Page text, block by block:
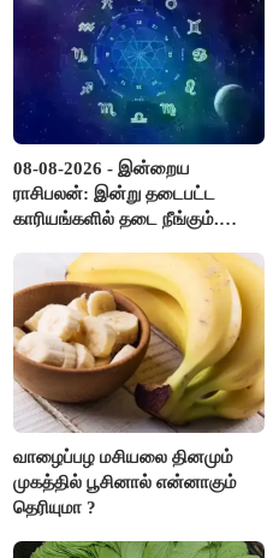
08-08-2026 - இன்றைய
ராசிபலன்: இன்று தடைபட்ட
காரியங்களில் தடை நீங்கும்.
இருக்கும். ஆன்மீக எண்ணம்
அதிகரிக்கும்..!
வாழைப்பழ மசியலை தினமும்
முகத்தில் பூசினால் என்னாகும்
தெரியுமா ?